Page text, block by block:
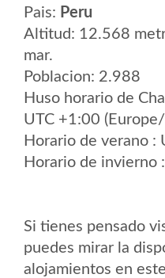
Pais: Peru
Altitud: 12.568
mar.
Poblacion: 2.988
Huso horario de
UTC +1:00
Horario de verano :
Horario de invierno
Si tienes pensado
puedes mirar la
alojamientos en